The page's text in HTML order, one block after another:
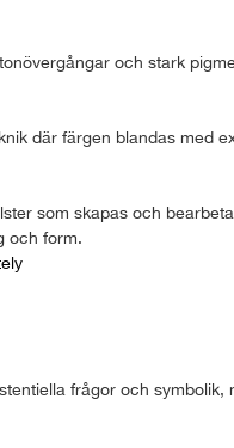
och stark
där färgen blandas med
som skapas och
och form.
frågor och